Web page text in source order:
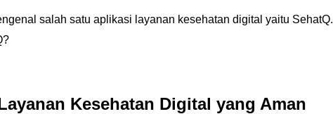
salah satu aplikasi layanan kesehatan digital yaitu SehatQ.
Kesehatan Digital yang Aman